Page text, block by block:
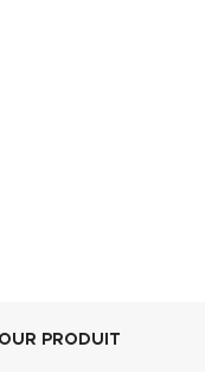
PRODUIT